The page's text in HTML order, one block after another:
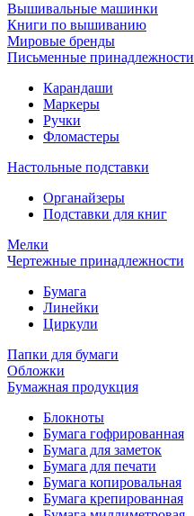
Вышивальные машинки
Книги по вышиванию
Мировые бренды
Письменные принадлежности
Карандаши
Маркеры
Ручки
Фломастеры
Настольные подставки
Органайзеры
Подставки для книг
Мелки
Чертежные принадлежности
Бумага
Линейки
Циркули
Папки для бумаги
Обложки
Бумажная продукция
Блокноты
Бумага гофрированная
Бумага для заметок
Бумага для печати
Бумага копировальная
Бумага крепированная